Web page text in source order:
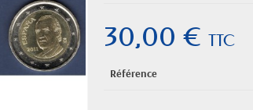
30,00 €TTC
Référence